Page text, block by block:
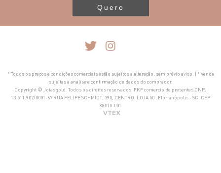
Quero
* Todos os preços e condições comerciais estão sujeitos a alteração, sem prévio aviso. | * Venda
sujeitas à análise e confirmação de dados do comprador.
Copyright © Joiasgold. Todos os direitos reservados. FKF comercio de presentes CNPJ
13.511.907/0001-67 RUA FELIPE SCHMIDT, 390, CENTRO, LOJA 50 , Florianópolis - SC, CEP
88010-001
VTEX